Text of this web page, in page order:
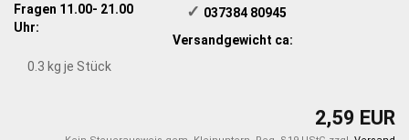
Fragen 11.00- 21.00
Uhr:
✓ ​ 037384 80945
Versandgewicht ca:
0.3 kg je Stück
2,59 EUR